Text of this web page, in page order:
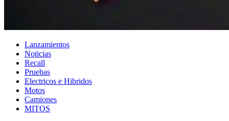
Lanzamientos
Noticias
Recall
Pruebas
Electricos e Hibridos
Motos
Camiones
MITOS